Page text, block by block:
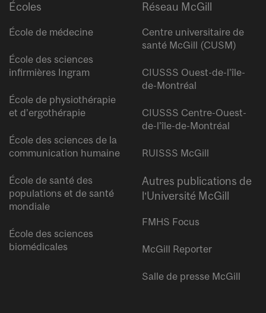
Écoles
École de médecine
École des sciences
infirmières Ingram
École de physiothérapie
et d’ergothérapie
École des sciences de la
communication humaine
École de santé des
populations et de santé
mondiale
École des sciences
biomédicales
Réseau McGill
Centre universitaire de
santé McGill (CUSM)
CIUSSS Ouest-de-l’île-
de-Montréal
CIUSSS Centre-Ouest-
de-l’île-de-Montréal
RUISSS McGill
Autres publications de
l’Université McGill
FMHS Focus
McGill Reporter
Salle de presse McGill